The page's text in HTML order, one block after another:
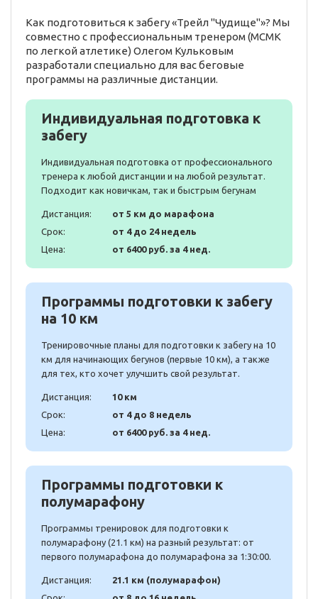
Как подготовиться к забегу «Трейл "Чудище"»? Мы
совместно с профессиональным тренером (МСМК
по легкой атлетике) Олегом Кульковым
разработали специально для вас беговые
программы на различные дистанции.
Индивидуальная подготовка к
забегу
Индивидуальная подготовка от профессионального
тренера к любой дистанции и на любой результат.
Подходит как новичкам, так и быстрым бегунам
Дистанция:
от 5 км до марафона
Срок:
от 4 до 24 недель
Цена:
от 6400 руб. за 4 нед.
Программы подготовки к забегу
на 10 км
Тренировочные планы для подготовки к забегу на 10
км для начинающих бегунов (первые 10 км), а также
для тех, кто хочет улучшить свой результат.
Дистанция:
10 км
Срок:
от 4 до 8 недель
Цена:
от 6400 руб. за 4 нед.
Программы подготовки к
полумарафону
Программы тренировок для подготовки к
полумарафону (21.1 км) на разный результат: от
первого полумарафона до полумарафона за 1:30:00.
Дистанция:
21.1 км (полумарафон)